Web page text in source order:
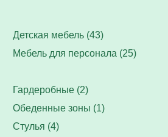
Детская мебель (43)
Мебель для персонала (25)
Гардеробные (2)
Обеденные зоны (1)
Стулья (4)